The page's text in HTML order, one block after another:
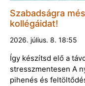
Szabadságra
kollégáidat!
2026. július. 8. 18:55
Így készítsd elő a
stresszmentesen A
pihenés és